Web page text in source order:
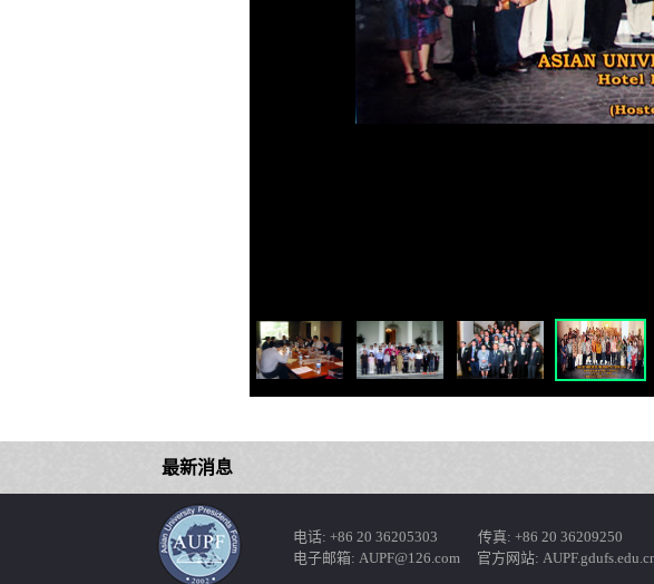
最新消息
电话: +86 20 36205303 传真: +86 20 36209250
电子邮箱: AUPF@126.com 官方网站: